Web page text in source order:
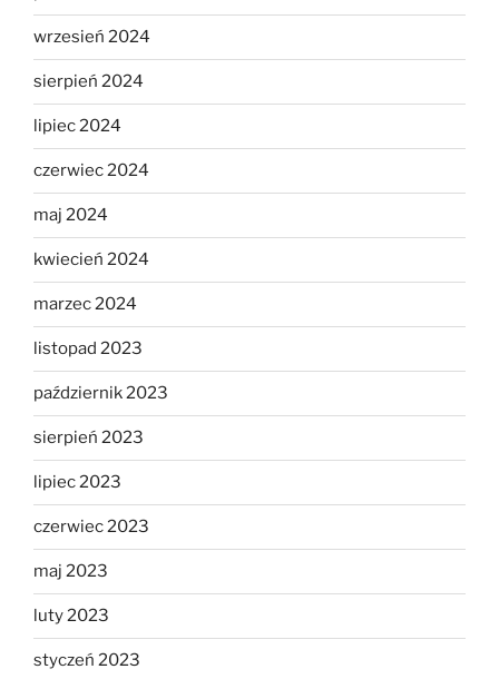
wrzesień 2024
sierpień 2024
lipiec 2024
czerwiec 2024
maj 2024
kwiecień 2024
marzec 2024
listopad 2023
październik 2023
sierpień 2023
lipiec 2023
czerwiec 2023
maj 2023
luty 2023
styczeń 2023